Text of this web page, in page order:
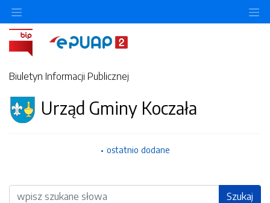
Biuletyn Informacji Publicznej
Urząd Gminy Koczała
ostatnio dodane
Wyszukiwarka Szukaj